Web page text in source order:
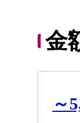
金
～